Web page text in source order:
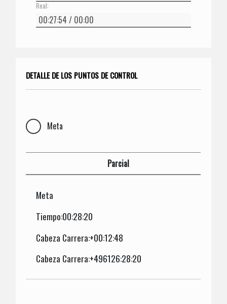
Real:
DETALLE DE LOS PUNTOS DE CONTROL
Meta
Parcial
Meta
Tiempo:00:28:20
Cabeza Carrera:+00:12:48
Cabeza Carrera:+496126:28:20